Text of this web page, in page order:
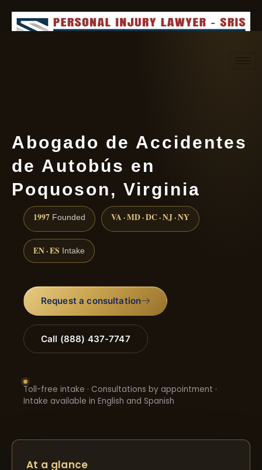
Abogado de Accidentes
de Autobús en
Poquoson, Virginia
1997 Founded VA · MD · DC · NJ · NY
EN · ES Intake
Request a consultation
Call (888) 437-7747
Toll-free intake · Consultations by appointment ·
Intake available in English and Spanish
At a glance